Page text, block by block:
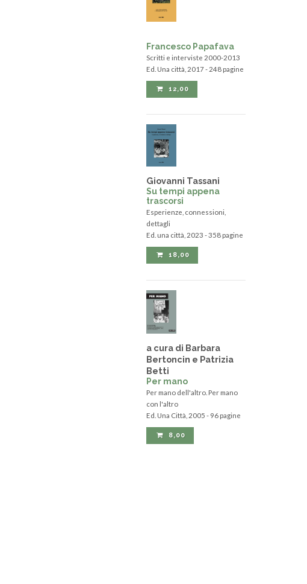
Francesco Papafava
Scritti e interviste 2000-2013
Ed. Una città, 2017 - 248 pagine
12,00
Giovanni Tassani
Su tempi appena
trascorsi
Esperienze, connessioni,
dettagli
Ed. una città, 2023 - 358 pagine
18,00
a cura di Barbara
Bertoncin e Patrizia
Betti
Per mano
Per mano dell'altro. Per mano
con l'altro
Ed. Una Città, 2005 - 96 pagine
8,00